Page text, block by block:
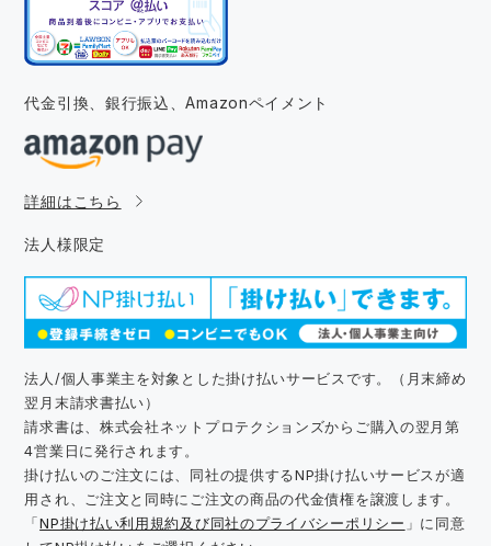
代金引換、銀行振込、Amazonペイメント
詳細はこちら
法人様限定
法人/個人事業主を対象とした掛け払いサービスです。（月末締め
翌月末請求書払い）
請求書は、株式会社ネットプロテクションズからご購入の翌月第
4営業日に発行されます。
掛け払いのご注文には、同社の提供するNP掛け払いサービスが適
用され、ご注文と同時にご注文の商品の代金債権を譲渡します。
「NP掛け払い利用規約及び同社のプライバシーポリシー 」に同意